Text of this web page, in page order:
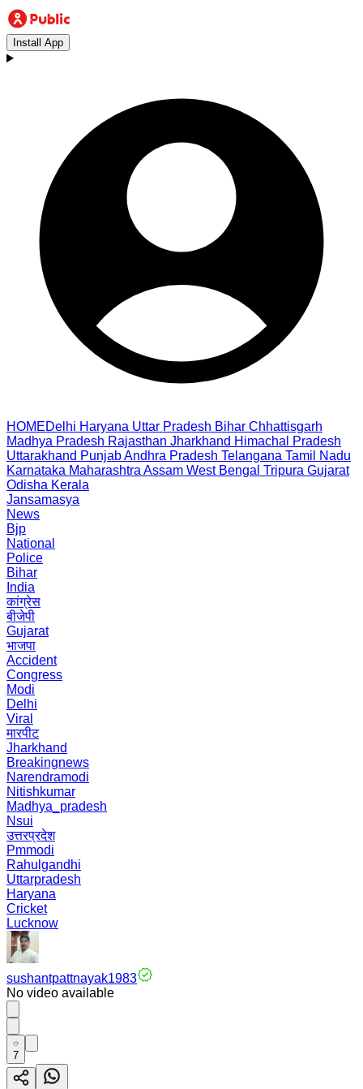
Install App
HOMEDelhi Haryana Uttar Pradesh Bihar Chhattisgarh
Madhya Pradesh Rajasthan Jharkhand Himachal Pradesh
Uttarakhand PunjabAndhra Pradesh Telangana Tamil Nadu
Karnataka Maharashtra Assam West Bengal Tripura Gujarat
Odisha Kerala
Jansamasya
News
Bjp
National
Police
Bihar
India
कांग्रेस
बीजेपी
Gujarat
भाजपा
Accident
Congress
Modi
Delhi
Viral
मारपीट
Jharkhand
Breakingnews
Narendramodi
Nitishkumar
Madhya_pradesh
Nsui
उत्तरप्रदेश
Pmmodi
Rahulgandhi
Uttarpradesh
Haryana
Cricket
Lucknow
sushantpattnayak1983
No video available
7